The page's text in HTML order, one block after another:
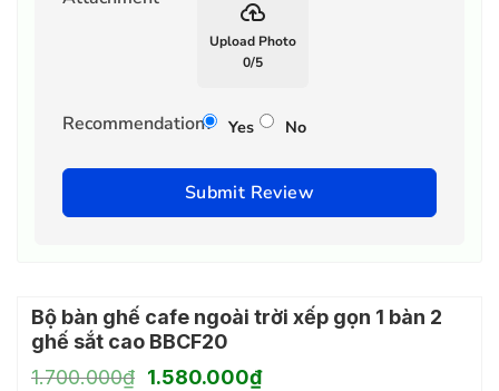
backup
Upload Photo
0/5
Recommendation? Yes No
Submit Review
Bộ bàn ghế cafe ngoài trời xếp gọn 1 bàn 2
ghế sắt cao BBCF20
1.700.000₫ Giá
1.580.000₫Giá